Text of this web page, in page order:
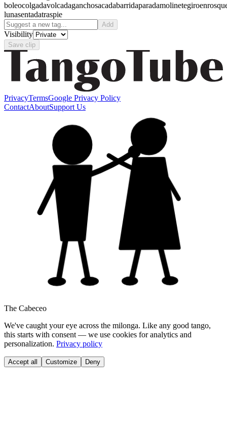
boleocolgadavolcadaganchosacadabarridaparadamolinetegiro
lunasentadatraspie
Add
Visibility
Save clip
PrivacyTermsGoogle Privacy Policy
ContactAboutSupport Us
The Cabeceo
We've caught your eye across the milonga. Like any good tango,
this starts with consent — we use cookies for analytics and
personalization. Privacy policy
Accept all Customize Deny